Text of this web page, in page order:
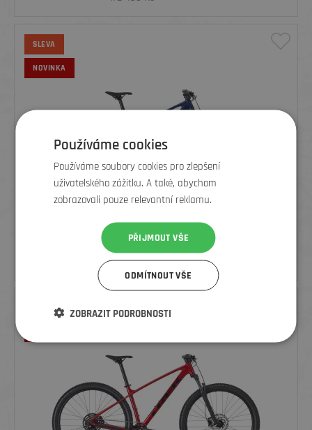
SLEVA
NOVINKA
TREK MARLIN 5 GEN 3 MULSANNE BLUE
17 490 Kč15 990Kč
SLEVA
Používáme cookies
Používáme soubory cookies pro zlepšení
uživatelského zážitku. A také, abychom
zobrazovali pouze relevantní reklamu.
PŘIJMOUT VŠE
ODMÍTNOUT VŠE
ZOBRAZIT PODROBNOSTI